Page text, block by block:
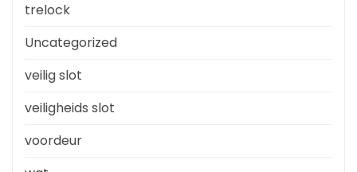
trelock
Uncategorized
veilig slot
veiligheids slot
voordeur